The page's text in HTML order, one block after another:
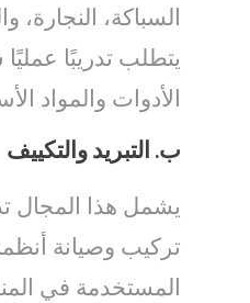
السباكة، النجارة،
يتطلب تدريبًا
الأدوات والمواد
ب. التبريد والتكييف
يشمل هذا المجال
تركيب وصيانة
المستخدمة في